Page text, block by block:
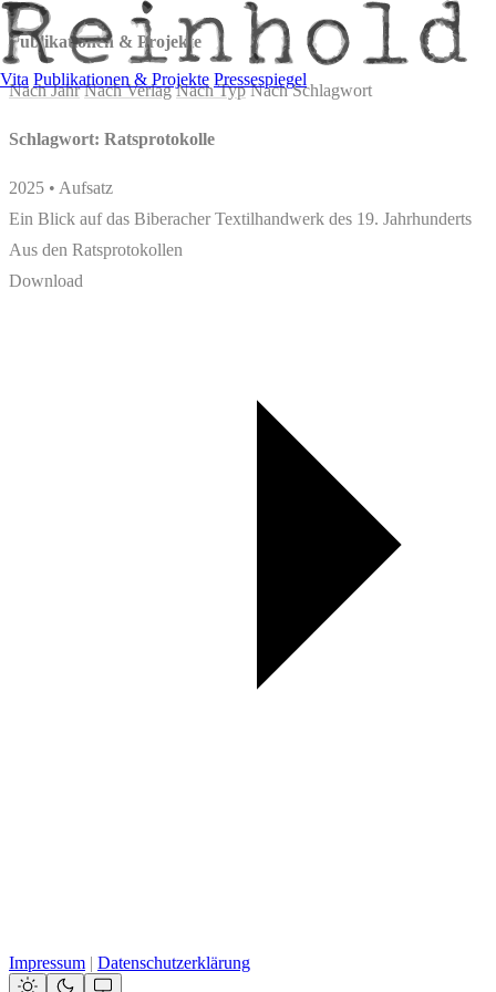
Vita Publikationen & Projekte Pressespiegel
Publikationen & Projekte
Nach Jahr Nach Verlag Nach Typ Nach Schlagwort
Schlagwort: Ratsprotokolle
2025 • Aufsatz
Ein Blick auf das Biberacher Textilhandwerk des 19. Jahrhunderts
Aus den Ratsprotokollen
Download
Impressum | Datenschutzerklärung